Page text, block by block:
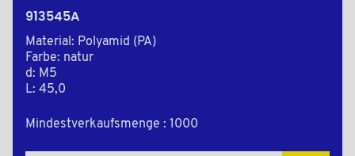
913545A
Material: Polyamid (PA)
Farbe: natur
d: M5
L: 45,0
Mindestverkaufsmenge : 1000